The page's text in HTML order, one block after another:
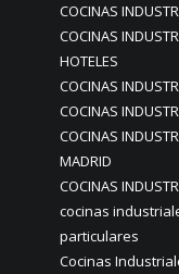
COCINAS
COCINAS
HOTELES
COCINAS
COCINAS
COCINAS
MADRID
COCINAS
cocinas
particulares
Cocinas